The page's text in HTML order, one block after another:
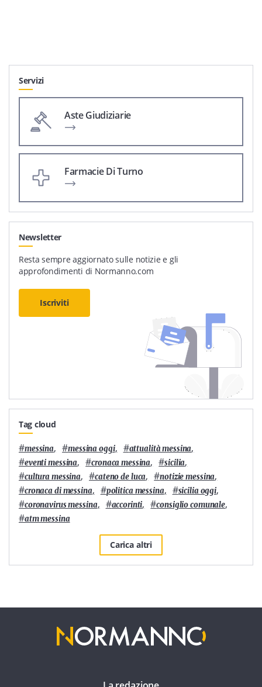
Servizi
Aste Giudiziarie
Farmacie Di Turno
Newsletter
Resta sempre aggiornato sulle notizie e gli
approfondimenti di Normanno.com
Iscriviti
Tag cloud
#messina, #messina oggi, #attualità messina,
#eventi messina, #cronaca messina, #sicilia,
#cultura messina, #cateno de luca, #notizie messina,
#cronaca di messina, #politica messina, #sicilia oggi,
#coronavirus messina, #accorinti, #consiglio comunale,
#atm messina
Carica altri